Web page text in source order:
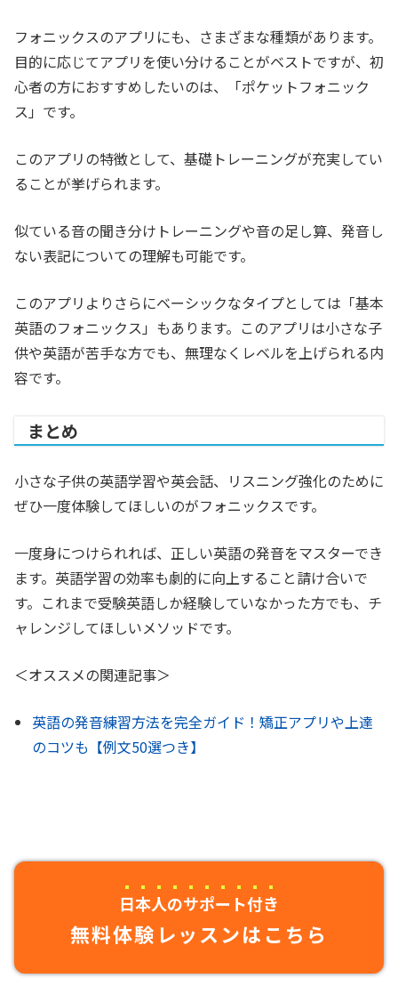
フォニックスのアプリにも、さまざまな種類があります。
目的に応じてアプリを使い分けることがベストですが、初
心者の方におすすめしたいのは、「ポケットフォニック
ス」です。
このアプリの特徴として、基礎トレーニングが充実してい
ることが挙げられます。
似ている音の聞き分けトレーニングや音の足し算、発音し
ない表記についての理解も可能です。
このアプリよりさらにベーシックなタイプとしては「基本
英語のフォニックス」もあります。このアプリは小さな子
供や英語が苦手な方でも、無理なくレベルを上げられる内
容です。
まとめ
小さな子供の英語学習や英会話、リスニング強化のために
ぜひ一度体験してほしいのがフォニックスです。
一度身につけられれば、正しい英語の発音をマスターでき
ます。英語学習の効率も劇的に向上すること請け合いで
す。これまで受験英語しか経験していなかった方でも、チ
ャレンジしてほしいメソッドです。
＜オススメの関連記事＞
英語の発音練習方法を完全ガイド！矯正アプリや上達
のコツも【例文50選つき】
日本人のサポート付き
無料体験レッスンはこちら